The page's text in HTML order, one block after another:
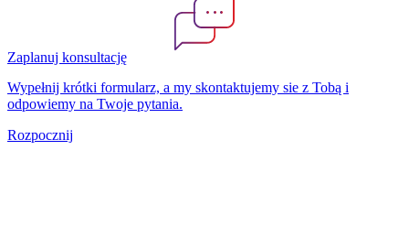
Zaplanuj konsultację
Wypełnij krótki formularz, a my skontaktujemy sie z Tobą i
odpowiemy na Twoje pytania.
Rozpocznij